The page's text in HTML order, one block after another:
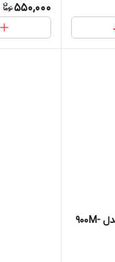
550,000
نوک هویه ماتیکی متوسط مدل 900M-